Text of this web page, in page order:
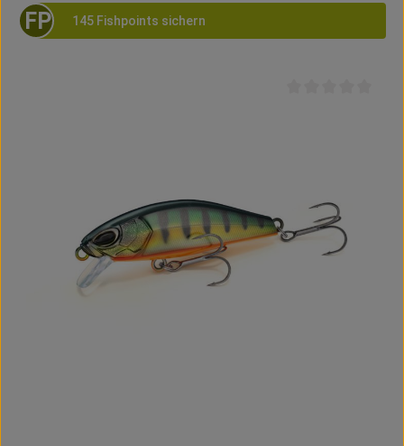
FP 145 Fishpoints sichern